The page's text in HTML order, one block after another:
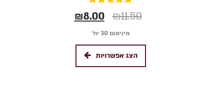
5.00
₪11.50
₪8.00
מינימום 30 יח׳
הצג אפשרויות